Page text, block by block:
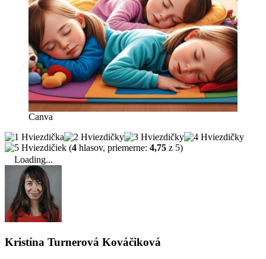
Canva
(4 hlasov, priemerne: 4,75 z 5)
Loading...
Kristína Turnerová Kováčiková